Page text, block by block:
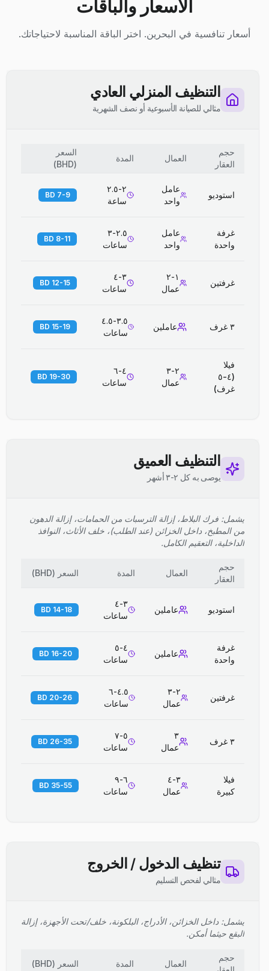
الأسعار والباقات
أسعار تنافسية في البحرين. اختر الباقة المناسبة لاحتياجاتك.
التنظيف المنزلي العادي
مثالي للصيانة الأسبوعية أو نصف الشهرية
حجم
العقار
العمال المدة
السعر
(
BHD
)
استوديو
عامل
واحد
٢-٢.٥
ساعة
7-9 BD
غرفة
واحدة
عامل
واحد
٢.٥-٣
ساعات
8-11 BD
غرفتين
١-٢
عمال
٣-٤
ساعات
12-15 BD
٣ غرف عاملين
٣.٥-٤.٥
ساعات
15-19 BD
فيلا
(٤-٥
غرف)
٢-٣
عمال
٤-٦
ساعات
19-30 BD
التنظيف العميق
يوصى به كل ٢-٣ أشهر
يشمل: فرك البلاط، إزالة الترسبات من الحمامات، إزالة الدهون
من المطبخ، داخل الخزائن (عند الطلب)، خلف الأثاث، النوافذ
الداخلية، التعقيم الكامل.
حجم
العقار
العمال المدة السعر (
BHD
)
استوديو عاملين
٣-٤
ساعات
14-18 BD
غرفة
واحدة
عاملين
٤-٥
ساعات
16-20 BD
غرفتين
٢-٣
عمال
٤.٥-٦
ساعات
20-26 BD
٣ غرف
٣
عمال
٥-٧
ساعات
26-35 BD
فيلا
كبيرة
٣-٤
عمال
٦-٩
ساعات
35-55 BD
تنظيف الدخول / الخروج
مثالي لفحص التسليم
يشمل: داخل الخزائن، الأدراج، البلكونة، خلف/تحت الأجهزة، إزالة
البقع حيثما أمكن.
حجم
العمال المدة السعر (
BHD
)